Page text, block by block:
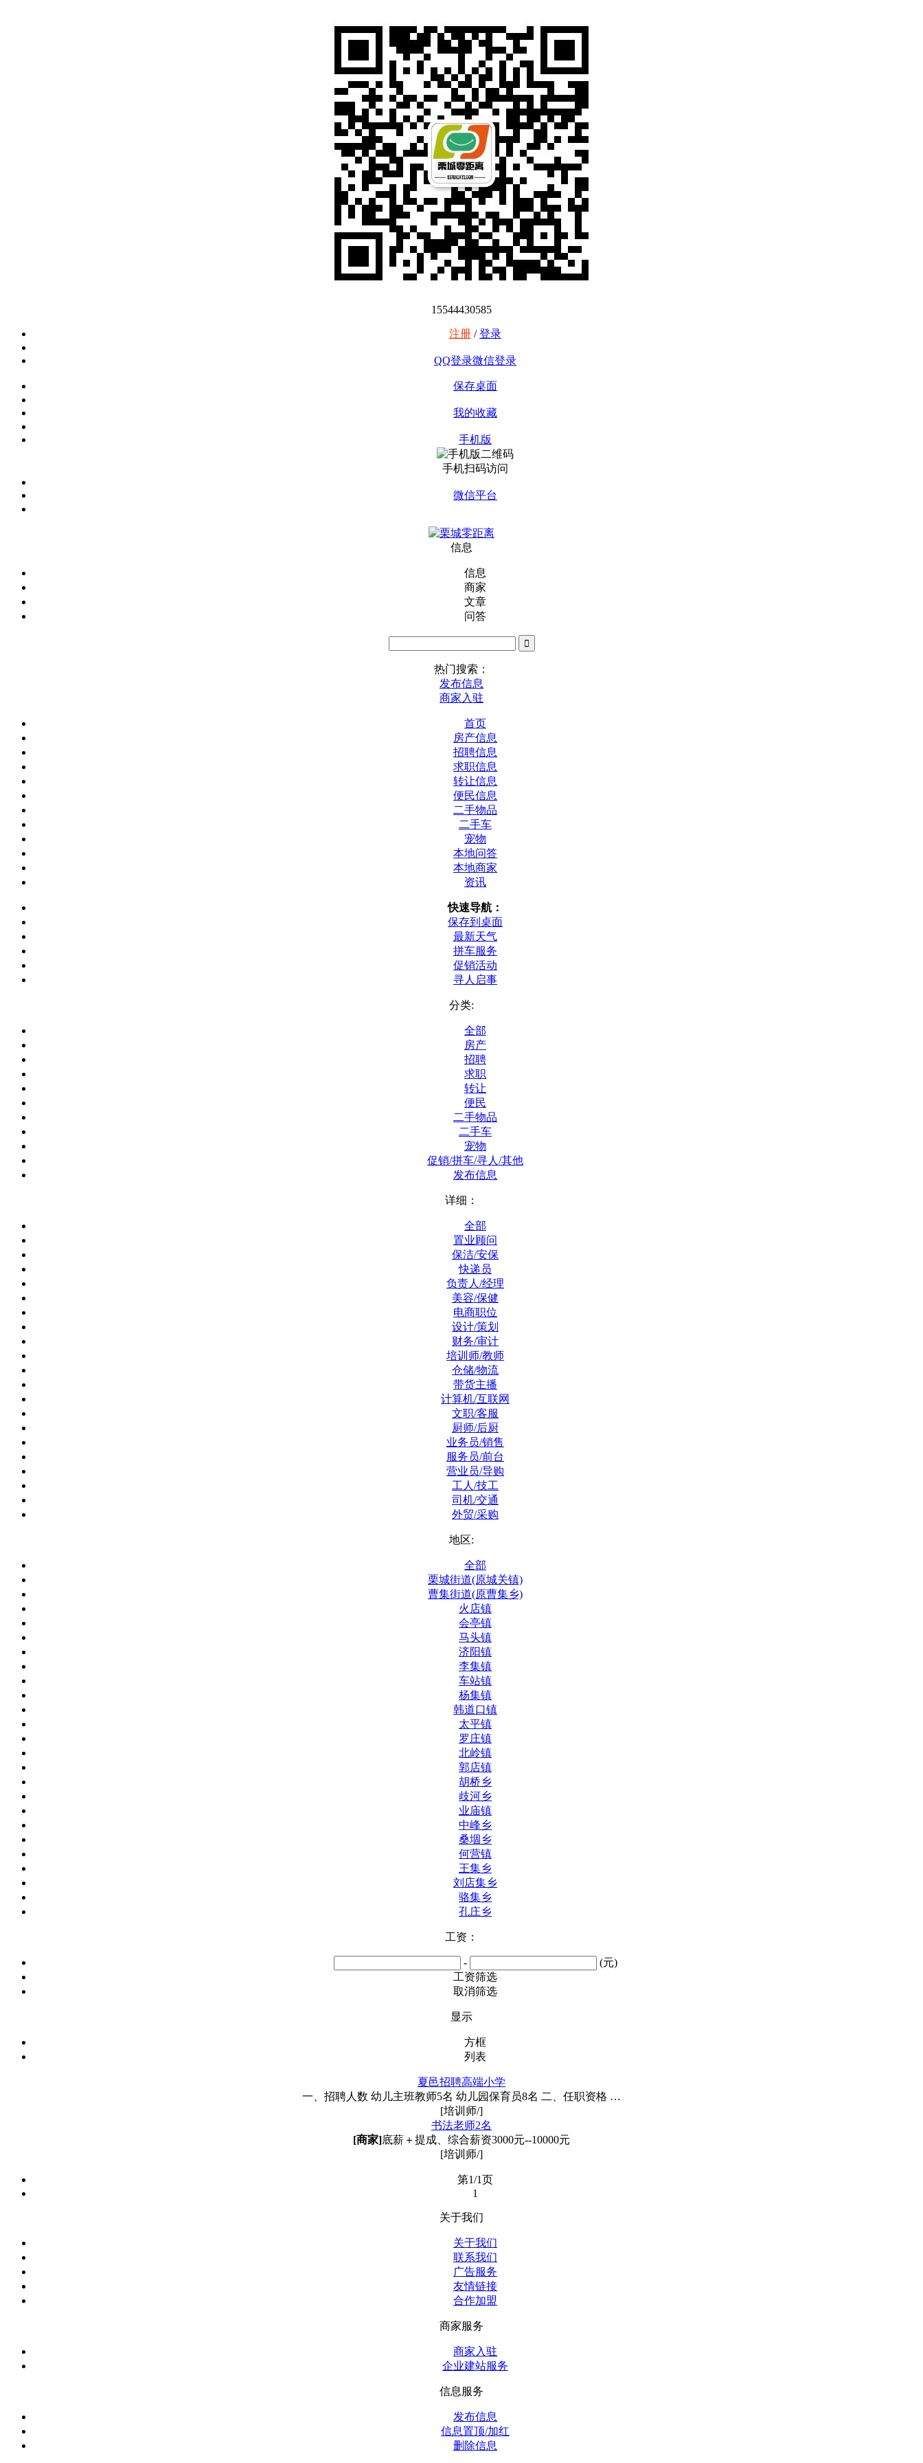
15544430585
注册 /登录
QQ登录微信登录
保存桌面
我的收藏
手机版
手机扫码访问
微信平台
信息
信息
商家
文章
问答
热门搜索：
发布信息
商家入驻
首页
房产信息
招聘信息
求职信息
转让信息
便民信息
二手物品
二手车
宠物
本地问答
本地商家
资讯
快速导航：
保存到桌面
最新天气
拼车服务
促销活动
寻人启事
分类:
全部
房产
招聘
求职
转让
便民
二手物品
二手车
宠物
促销/拼车/寻人/其他
发布信息
详细：
全部
置业顾问
保洁/安保
快递员
负责人/经理
美容/保健
电商职位
设计/策划
财务/审计
培训师/教师
仓储/物流
带货主播
计算机/互联网
文职/客服
厨师/后厨
业务员/销售
服务员/前台
营业员/导购
工人/技工
司机/交通
外贸/采购
地区:
全部
栗城街道(原城关镇)
曹集街道(原曹集乡)
火店镇
会亭镇
马头镇
济阳镇
李集镇
车站镇
杨集镇
韩道口镇
太平镇
罗庄镇
北岭镇
郭店镇
胡桥乡
歧河乡
业庙镇
中峰乡
桑堌乡
何营镇
王集乡
刘店集乡
骆集乡
孔庄乡
工资：
-
(元)
工资筛选
取消筛选
显示
方框
列表
夏邑招聘高端小学
一、招聘人数 幼儿主班教师5名 幼儿园保育员8名 二、任职资格 …
[培训师/]
书法老师2名
[商家]底薪＋提成、综合薪资3000元--10000元
[培训师/]
第1/1页
1
关于我们
关于我们
联系我们
广告服务
友情链接
合作加盟
商家服务
商家入驻
企业建站服务
信息服务
发布信息
信息置顶/加红
删除信息